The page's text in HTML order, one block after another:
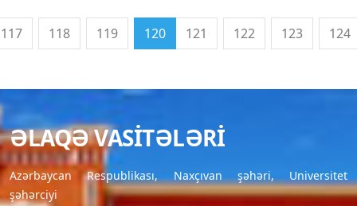
117 118 119 120 121 122 123 124
ƏLAQƏ VASITƏLƏRI
Azərbaycan Respublikası, Naxçıvan şəhəri, Universitet
şəhərciyi